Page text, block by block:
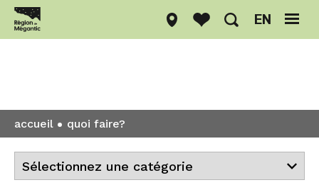
EN
accueil quoi faire?